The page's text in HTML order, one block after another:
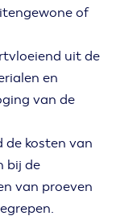
of
uit de
en
van de
de kosten van
bij de
van proeven